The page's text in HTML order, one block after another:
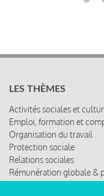
LES THÈMES
Activités sociales et
Emploi, formation et
Organisation du travail
Protection sociale
Relations sociales
Rémunération globale &